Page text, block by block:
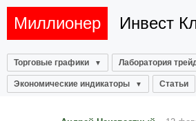
Миллионер Инвест
Торговые графики Лаборатория
Экономические индикаторы Статьи